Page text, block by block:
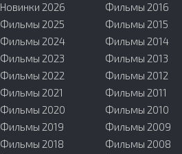
Новинки 2026
Фильмы 2025
Фильмы 2024
Фильмы 2023
Фильмы 2022
Фильмы 2021
Фильмы 2020
Фильмы 2019
Фильмы 2018
Фильмы 2016
Фильмы 2015
Фильмы 2014
Фильмы 2013
Фильмы 2012
Фильмы 2011
Фильмы 2010
Фильмы 2009
Фильмы 2008